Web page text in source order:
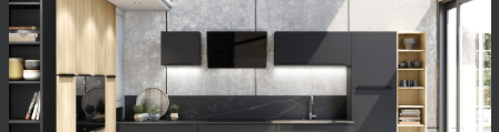
Retrouvez l'ensemble de nos coloris en découvrant chaque cuisine
Aspect de la cuisine :
TOUS